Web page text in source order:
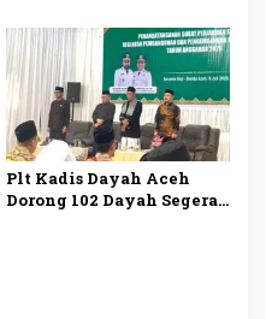
Perkuat Mutu Pendidikan
Keagamaan
Plt Kadis Dayah Aceh
Dorong 102 Dayah Segera